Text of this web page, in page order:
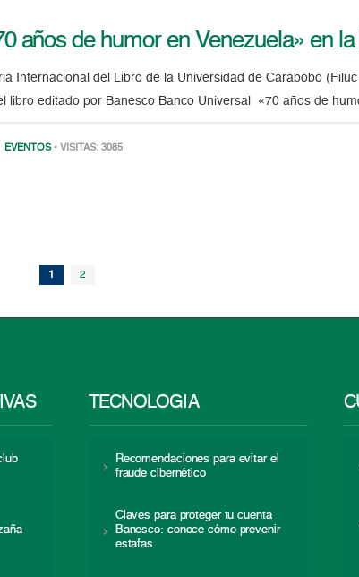
años de humor en Venezuela» en
Internacional del Libro de la Universidad de Carabobo
libro editado por Banesco Banco Universal «70 años de
EVENTOS • VISITAS: 3085
1 2
TECNOLOGÍA
Recomendaciones para evitar el
fraude cibernético
Claves para proteger tu cuenta
Banesco: conoce cómo prevenir
estafas